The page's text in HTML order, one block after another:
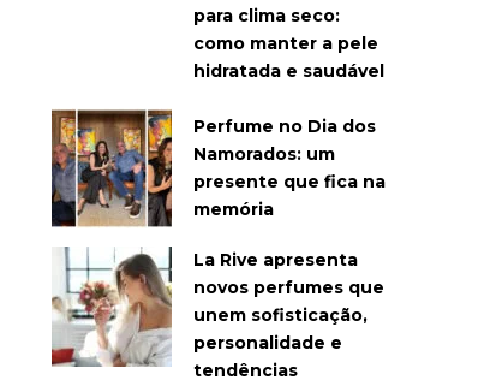
para clima seco:
como manter a pele
hidratada e saudável
Perfume no Dia dos
Namorados: um
presente que fica na
memória
La Rive apresenta
novos perfumes que
unem sofisticação,
personalidade e
tendências